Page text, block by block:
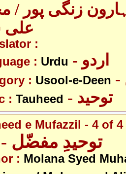
زنگی پور /
علی
:
: Urdu - اردو
: Usool-e-Deen
: Tauheed - توحید
e Mufazzil - 4 of 4
توحیدِ مفضّل - 4/4
: Molana Syed